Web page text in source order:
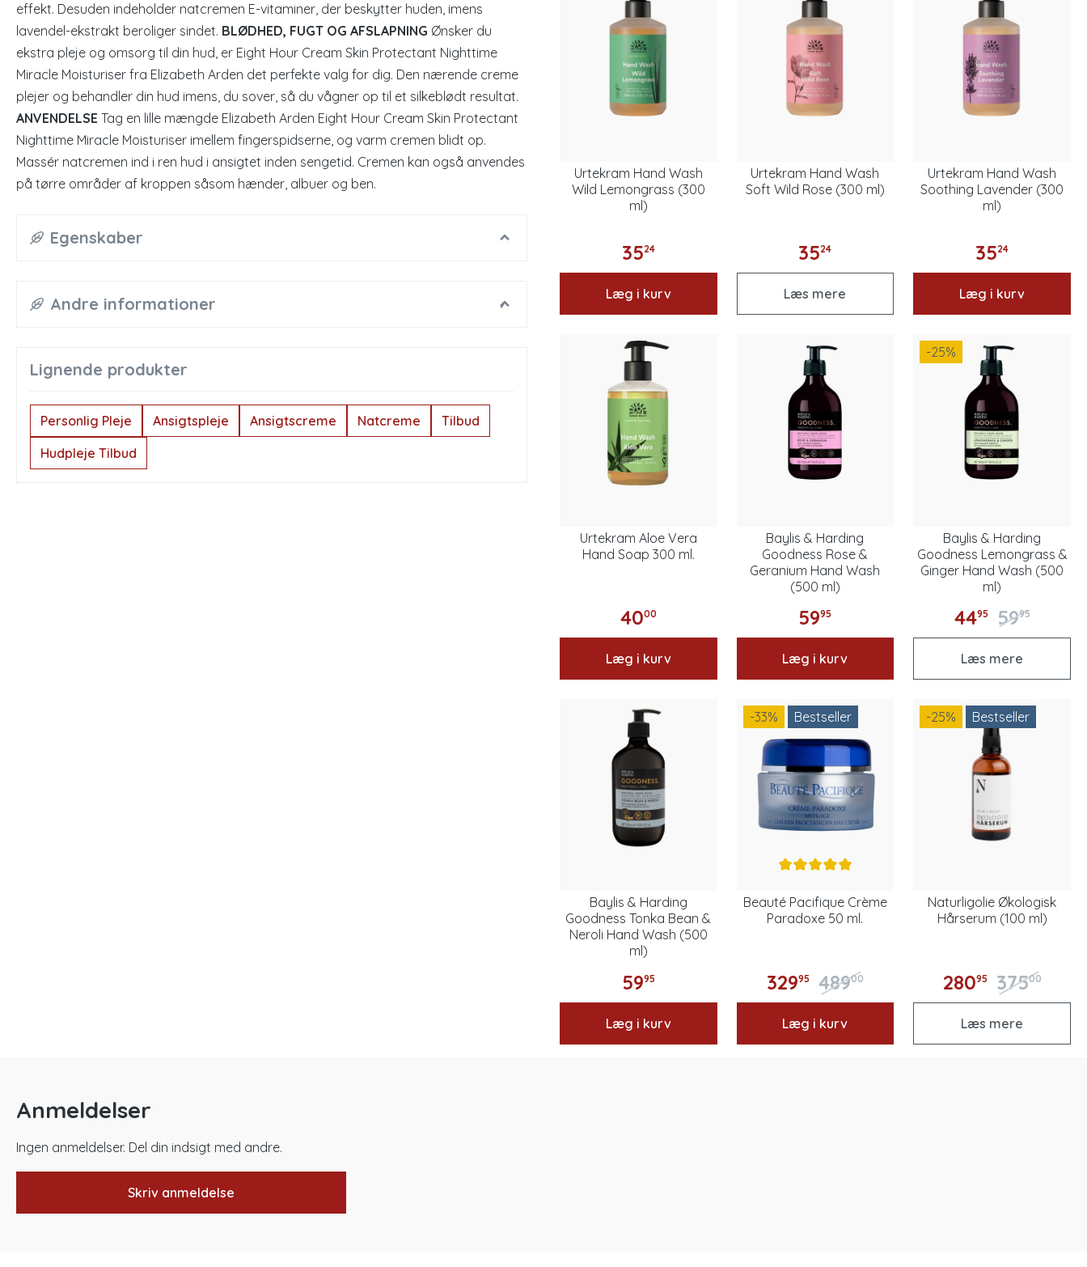
effekt. Desuden indeholder natcremen E-vitaminer, der beskytter huden, imens
lavendel-ekstrakt beroliger sindet. BLØDHED, FUGT OG AFSLAPNING Ønsker du
ekstra pleje og omsorg til din hud, er Eight Hour Cream Skin Protectant Nighttime
Miracle Moisturiser fra Elizabeth Arden det perfekte valg for dig. Den nærende creme
plejer og behandler din hud imens, du sover, så du vågner op til et silkeblødt resultat.
ANVENDELSE Tag en lille mængde Elizabeth Arden Eight Hour Cream Skin Protectant
Nighttime Miracle Moisturiser imellem fingerspidserne, og varm cremen blidt op.
Massér natcremen ind i ren hud i ansigtet inden sengetid. Cremen kan også anvendes
på tørre områder af kroppen såsom hænder, albuer og ben.
Egenskaber
Andre informationer
Lignende produkter
Personlig Pleje Ansigtspleje Ansigtscreme Natcreme
Tilbud
Hudpleje Tilbud
Urtekram Hand Wash
Wild Lemongrass (300
ml)
3524
Læg i kurv
Urtekram Hand Wash
Soft Wild Rose (300 ml)
3524
Læs mere
Urtekram Hand Wash
Soothing Lavender (300
ml)
3524
Læg i kurv
Urtekram Aloe Vera
Hand Soap 300 ml.
4000
Læg i kurv
Baylis & Harding
Goodness Rose &
Geranium Hand Wash
(500 ml)
5995
Læg i kurv
-25%
Baylis & Harding
Goodness Lemongrass &
Ginger Hand Wash (500
ml)
4495 5995
Læs mere
Baylis & Harding
Goodness Tonka Bean &
Neroli Hand Wash (500
ml)
5995
Læg i kurv
-33% Bestseller
Beauté Pacifique Crème
Paradoxe 50 ml.
32995 48900
Læg i kurv
-25% Bestseller
Naturligolie Økologisk
Hårserum (100 ml)
28095 37500
Læs mere
Anmeldelser
Ingen anmeldelser. Del din indsigt med andre.
Skriv anmeldelse